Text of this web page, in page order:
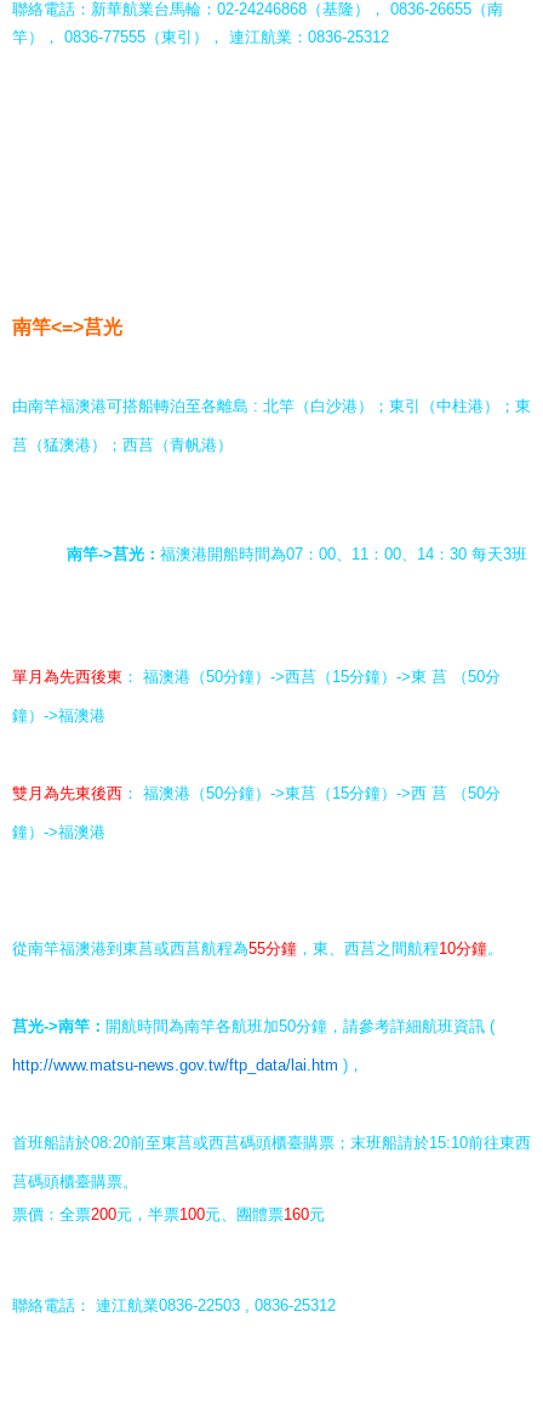
聯絡電話：新華航業台馬輪：02-24246868（基隆）， 0836-26655（南
竿）， 0836-77555（東引）， 連江航業：0836-25312
南竿<=>莒光
由南竿福澳港可搭船轉泊至各離島 : 北竿（白沙港）；東引（中柱港）；東
莒（猛澳港）；西莒（青帆港）
南竿->莒光： 福澳港開船時間為07：00、11：00、14：30 每天3班
單月為先西後東 ： 福澳港（50分鐘）->西莒（15分鐘）->東 莒 （50分
鐘）->福澳港
雙月為先東後西 ： 福澳港（50分鐘）->東莒（15分鐘）->西 莒 （50分
鐘）->福澳港
從南竿福澳港到東莒或西莒航程為55分鐘 ，東、西莒之間航程10分鐘。
莒光->南竿： 開航時間為南竿各航班加50分鐘，請參考詳細航班資訊 (
http://www.matsu-news.gov.tw/ftp_data/lai.htm )，
首班船請於08:20前至東莒或西莒碼頭櫃臺購票；末班船請於15:10前往東西
莒碼頭櫃臺購票。
票價：全票200元，半票100元、團體票160元
聯絡電話： 連江航業0836-22503 , 0836-25312